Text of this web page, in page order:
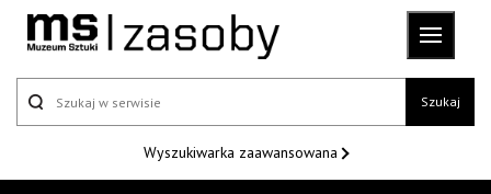
Szukaj
Wyszukiwarka zaawansowana